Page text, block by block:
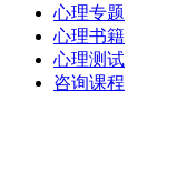
心理专题
心理书籍
心理测试
咨询课程